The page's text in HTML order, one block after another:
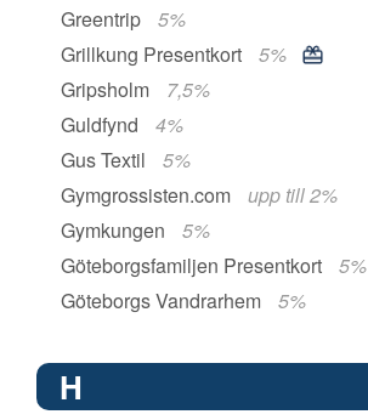
Greentrip
5%
Grillkung Presentkort
5%
Gripsholm
7,5%
Guldfynd
4%
Gus Textil
5%
Gymgrossisten.com
upp till 2%
Gymkungen
5%
Göteborgsfamiljen Presentkort
5%
Göteborgs Vandrarhem
5%
H